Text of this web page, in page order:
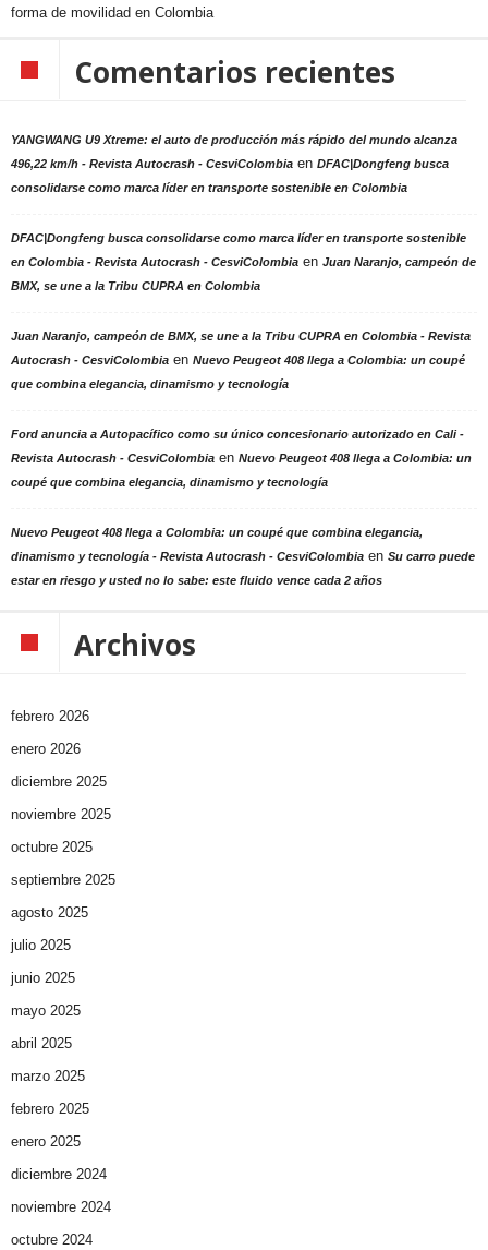
forma de movilidad en Colombia
Comentarios recientes
YANGWANG U9 Xtreme: el auto de producción más rápido del mundo alcanza
496,22 km/h - Revista Autocrash - CesviColombia en DFAC|Dongfeng busca
consolidarse como marca líder en transporte sostenible en Colombia
DFAC|Dongfeng busca consolidarse como marca líder en transporte sostenible
en Colombia - Revista Autocrash - CesviColombia en Juan Naranjo, campeón de
BMX, se une a la Tribu CUPRA en Colombia
Juan Naranjo, campeón de BMX, se une a la Tribu CUPRA en Colombia - Revista
Autocrash - CesviColombia en Nuevo Peugeot 408 llega a Colombia: un coupé
que combina elegancia, dinamismo y tecnología
Ford anuncia a Autopacífico como su único concesionario autorizado en Cali -
Revista Autocrash - CesviColombia en Nuevo Peugeot 408 llega a Colombia: un
coupé que combina elegancia, dinamismo y tecnología
Nuevo Peugeot 408 llega a Colombia: un coupé que combina elegancia,
dinamismo y tecnología - Revista Autocrash - CesviColombia en Su carro puede
estar en riesgo y usted no lo sabe: este fluido vence cada 2 años
Archivos
febrero 2026
enero 2026
diciembre 2025
noviembre 2025
octubre 2025
septiembre 2025
agosto 2025
julio 2025
junio 2025
mayo 2025
abril 2025
marzo 2025
febrero 2025
enero 2025
diciembre 2024
noviembre 2024
octubre 2024